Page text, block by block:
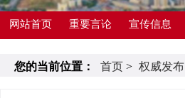
网站首页 重要言论 宣传信息
您的当前位置： 首页 > 权威发布